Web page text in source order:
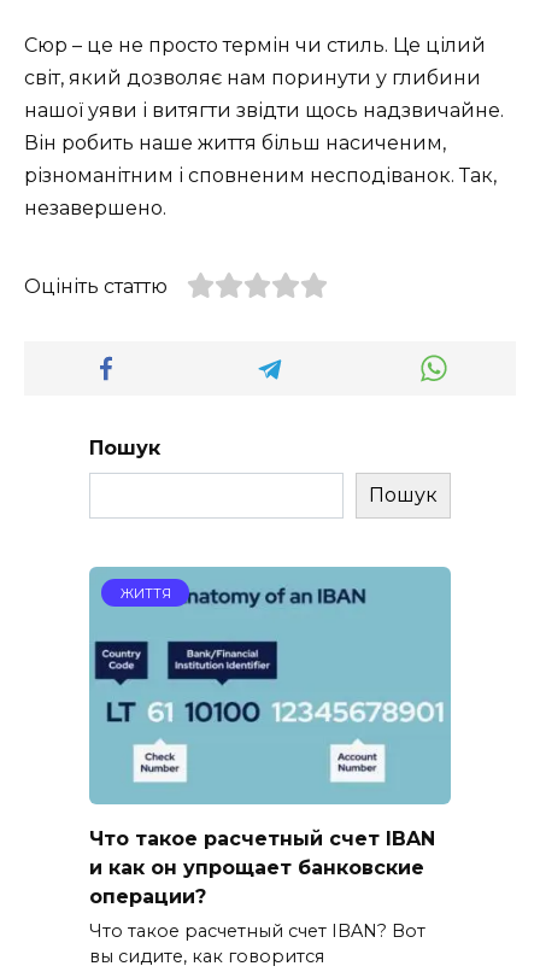
Сюр – це не просто термін чи стиль. Це цілий
світ, який дозволяє нам поринути у глибини
нашої уяви і витягти звідти щось надзвичайне.
Він робить наше життя більш насиченим,
різноманітним і сповненим несподіванок. Так,
незавершено.
Оцініть статтю
Пошук
Пошук
ЖИТТЯ
Что такое расчетный счет IBAN
и как он упрощает банковские
операции?
Что такое расчетный счет IBAN? Вот
вы сидите, как говорится